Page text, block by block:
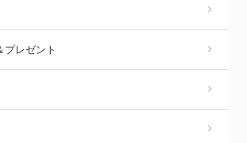
プレゼント